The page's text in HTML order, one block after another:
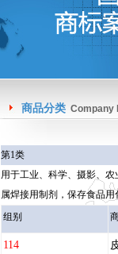
商品分类 Company
第1类
用于工业、科学、摄影、
属焊接用制剂，保存食品
组别
114